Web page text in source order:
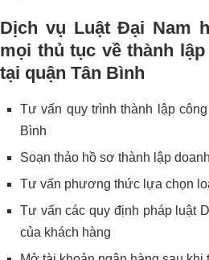
Dịch vụ Luật Đại Nam
mọi thủ tục về thành
tại quận Tân Bình
Tư vấn quy trình thành lập
Bình
Soạn thảo hồ sơ thành lập
Tư vấn phương thức lựa chọn
Tư vấn các quy định pháp luật
của khách hàng